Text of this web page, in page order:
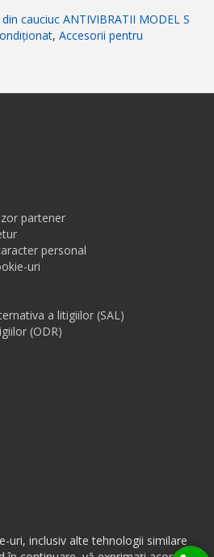
cauciuc ANTIVIBRATII MODEL S
, Accesorii pentru
partener
personal
uri
a litigiilor (SAL)
(ODR)
uri, inclusiv alte tehnologii similare